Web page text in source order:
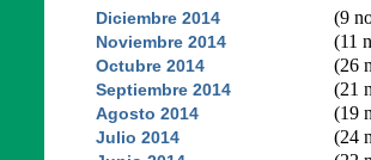
Diciembre 2014 (9
Noviembre 2014 (11
Octubre 2014 (26
Septiembre 2014 (21
Agosto 2014 (19
Julio 2014 (24